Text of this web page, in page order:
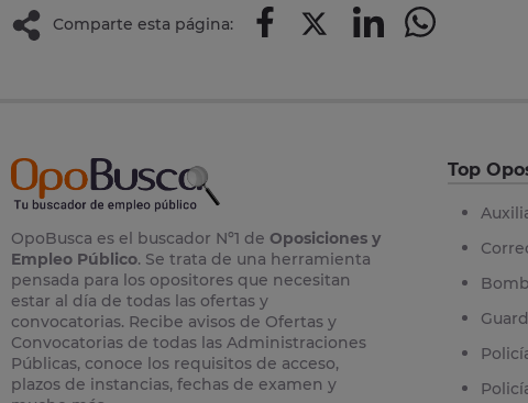
Comparte esta página:
OpoBusca es el buscador Nº1 de Oposiciones y
Empleo Público. Se trata de una herramienta
pensada para los opositores que necesitan
estar al día de todas las ofertas y
convocatorias. Recibe avisos de Ofertas y
Convocatorias de todas las Administraciones
Públicas, conoce los requisitos de acceso,
plazos de instancias, fechas de examen y
Top